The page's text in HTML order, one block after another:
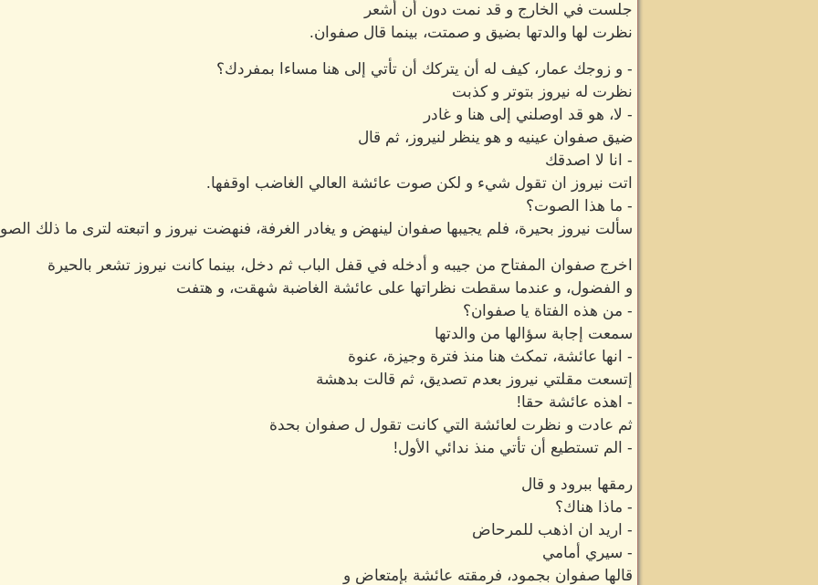
جلست في الخارج و قد نمت دون أن أشعر
نظرت لها والدتها بضيق و صمتت، بينما قال صفوان.
- و زوجك عمار، كيف له أن يتركك أن تأتي إلى هنا مساءا بمفردك؟
نظرت له نيروز بتوتر و كذبت
- لا، هو قد اوصلني إلى هنا و غادر
ضيق صفوان عينيه و هو ينظر لنيروز، ثم قال
- انا لا اصدقك
اتت نيروز ان تقول شيء و لكن صوت عائشة العالي الغاضب اوقفها.
- ما هذا الصوت؟
سألت نيروز بحيرة، فلم يجيبها صفوان لينهض و يغادر الغرفة، فنهضت نيروز و اتبعته لترى ما ذلك
اخرج صفوان المفتاح من جيبه و أدخله في قفل الباب ثم دخل، بينما كانت نيروز تشعر بالحيرة
و الفضول، و عندما سقطت نظراتها على عائشة الغاضبة شهقت، و هتفت
- من هذه الفتاة يا صفوان؟
سمعت إجابة سؤالها من والدتها
- انها عائشة، تمكث هنا منذ فترة وجيزة، عنوة
إتسعت مقلتي نيروز بعدم تصديق، ثم قالت بدهشة
- اهذه عائشة حقا!
ثم عادت و نظرت لعائشة التي كانت تقول ل صفوان بحدة
- الم تستطيع أن تأتي منذ ندائي الأول!
رمقها ببرود و قال
- ماذا هناك؟
- اريد ان اذهب للمرحاض
- سيري أمامي
قالها صفوان بجمود، فرمقته عائشة بإمتعاض و